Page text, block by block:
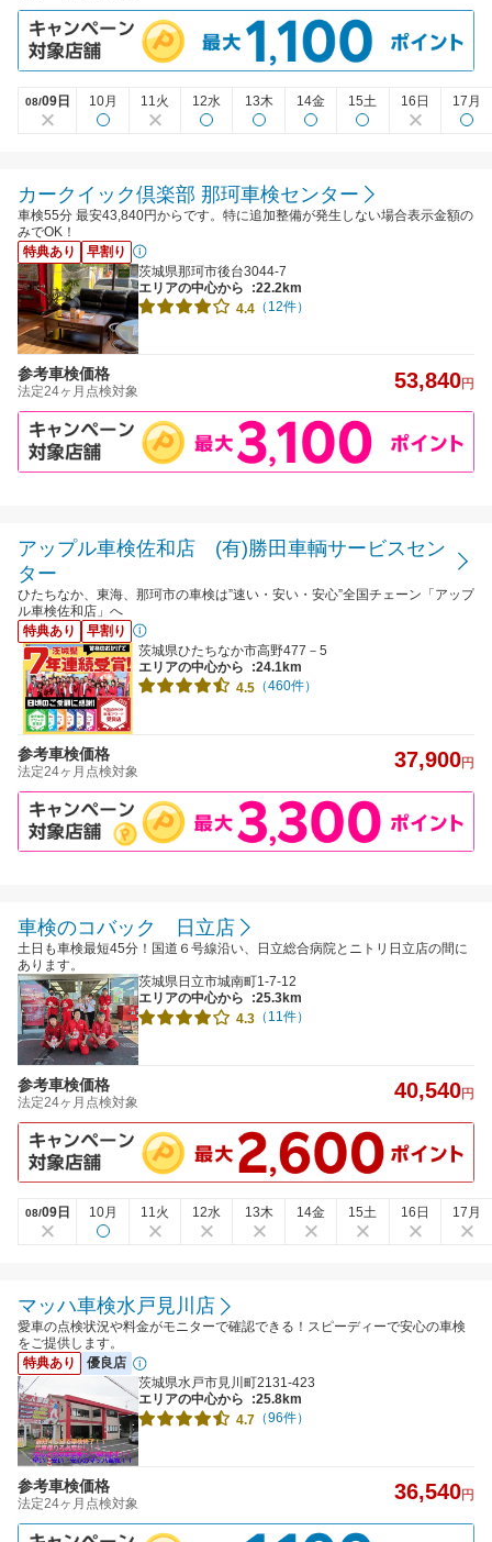
08/09日 10月 11火 12水 13木 14金 15土 16日 17月
カークイック倶楽部 那珂車検センター
車検55分 最安43,840円からです。特に追加整備が発生しない場合表示金額の
みでOK！
特典あり
早割り
茨城県那珂市後台3044-7
エリアの中心から
:22.2km
4.4 （12件）
参考車検価格
法定24ヶ月点検対象 53,840円
アップル車検佐和店 (有)勝田車輌サービスセン
ター
ひたちなか、東海、那珂市の車検は”速い・安い・安心”全国チェーン「アップ
ル車検佐和店」へ
特典あり
早割り
茨城県ひたちなか市高野477－5
エリアの中心から
:24.1km
4.5 （460件）
参考車検価格
法定24ヶ月点検対象 37,900円
車検のコバック 日立店
土日も車検最短45分！国道６号線沿い、日立総合病院とニトリ日立店の間に
あります。
茨城県日立市城南町1-7-12
エリアの中心から
:25.3km
4.3 （11件）
参考車検価格
法定24ヶ月点検対象 40,540円
08/09日 10月 11火 12水 13木 14金 15土 16日 17月
マッハ車検水戸見川店
愛車の点検状況や料金がモニターで確認できる！スピーディーで安心の車検
をご提供します。
特典あり
優良店
茨城県水戸市見川町2131-423
エリアの中心から
:25.8km
4.7 （96件）
参考車検価格
法定24ヶ月点検対象 36,540円